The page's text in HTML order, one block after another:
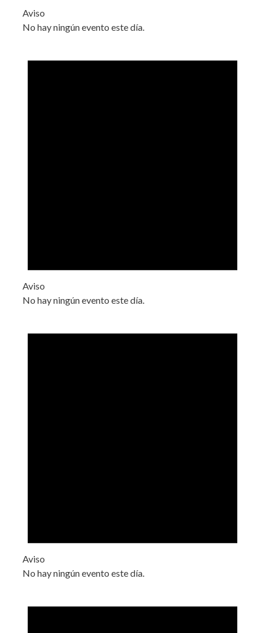
Aviso
No hay ningún evento este día.
Aviso
No hay ningún evento este día.
Aviso
No hay ningún evento este día.